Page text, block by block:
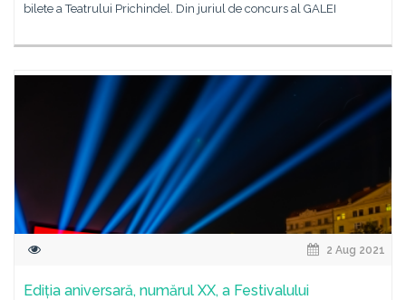
bilete a Teatrului Prichindel. Din juriul de concurs al GALEI
2 Aug 2021
Ediția aniversară, numărul XX, a Festivalului